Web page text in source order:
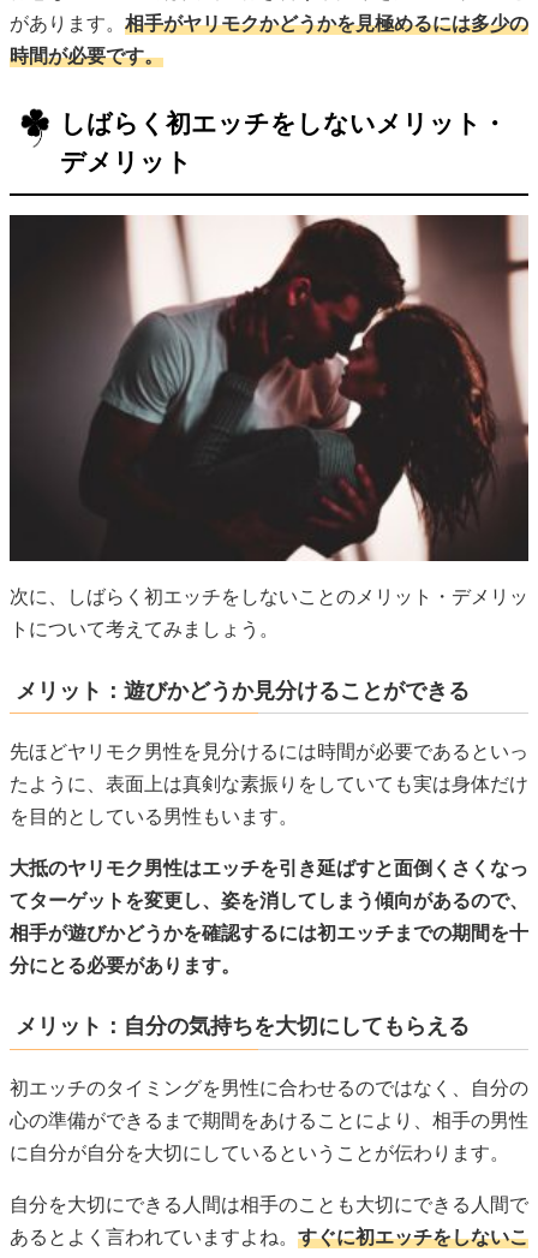
があります。 相手がヤリモクかどうかを見極めるには多少の
時間が必要です。
しばらく初エッチをしないメリット・
デメリット
次に、しばらく初エッチをしないことのメリット・デメリッ
トについて考えてみましょう。
メリット：遊びかどうか見分けることができる
先ほどヤリモク男性を見分けるには時間が必要であるといっ
たように、表面上は真剣な素振りをしていても実は身体だけ
を目的としている男性もいます。
大抵のヤリモク男性はエッチを引き延ばすと面倒くさくなっ
てターゲットを変更し、姿を消してしまう傾向があるので、
相手が遊びかどうかを確認するには初エッチまでの期間を十
分にとる必要があります。
メリット：自分の気持ちを大切にしてもらえる
初エッチのタイミングを男性に合わせるのではなく、自分の
心の準備ができるまで期間をあけることにより、相手の男性
に自分が自分を大切にしているということが伝わります。
自分を大切にできる人間は相手のことも大切にできる人間で
あるとよく言われていますよね。 すぐに初エッチをしないこ